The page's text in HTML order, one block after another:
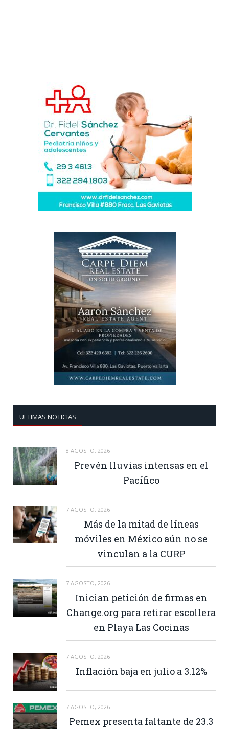
ULTIMAS NOTICIAS
8 AGOSTO, 2026
Prevén lluvias intensas en el
Pacífico
7 AGOSTO, 2026
Más de la mitad de líneas
móviles en México aún no se
vinculan a la CURP
7 AGOSTO, 2026
Inician petición de firmas en
Change.org para retirar escollera
en Playa Las Cocinas
7 AGOSTO, 2026
Inflación baja en julio a 3.12%
7 AGOSTO, 2026
Pemex presenta faltante de 23.3